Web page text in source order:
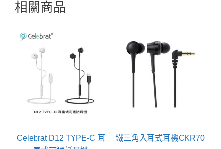
相關商品
Celebrat D12 TYPE-C 耳
鐵三角入耳式耳機CKR70